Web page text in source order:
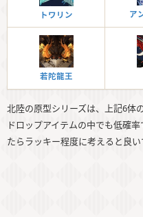
トワリン ア
若陀龍王
北陸の原型シリーズは、上記6体
ドロップアイテムの中でも低確
たらラッキー程度に考えると良い